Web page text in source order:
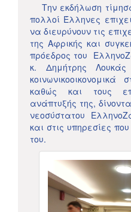
Την εκδήλωση
πολλοί Έλληνες
να διευρύνουν τις
της Αφρικής και
πρόεδρος του
κ. Δημήτρης Λουκάς
καθώς και τους
ανάπτυξής της,
νεοσύστατου
και στις υπηρεσίες
του.